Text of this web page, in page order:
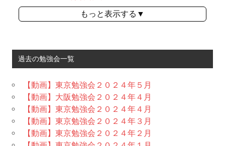
もっと表示する▼
過去の勉強会一覧
【動画】東京勉強会２０２４年５月
【動画】大阪勉強会２０２４年４月
【動画】東京勉強会２０２４年４月
【動画】東京勉強会２０２４年３月
【動画】東京勉強会２０２４年２月